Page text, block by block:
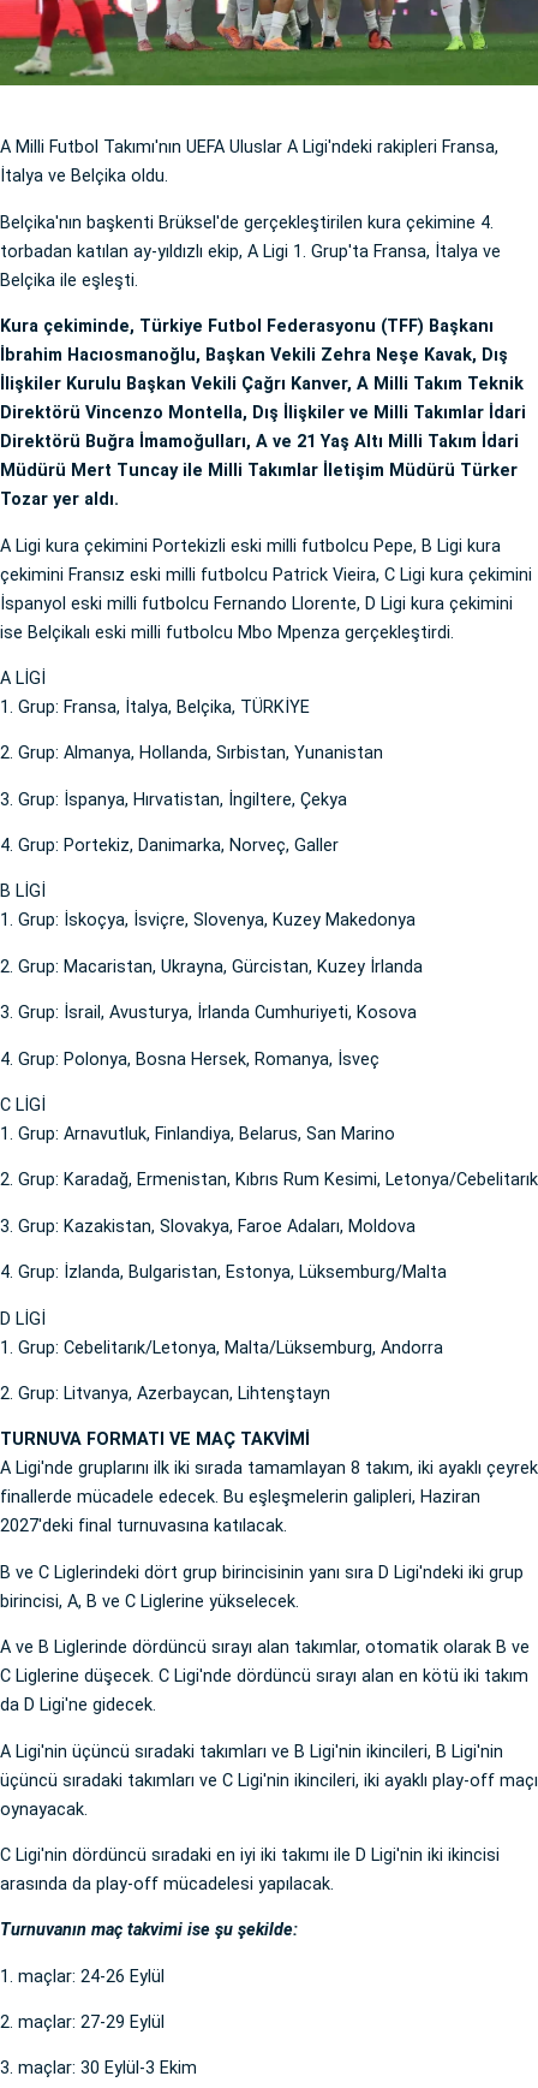
A Milli Futbol Takımı'nın UEFA Uluslar A Ligi'ndeki rakipleri Fransa,
İtalya ve Belçika oldu.
Belçika'nın başkenti Brüksel'de gerçekleştirilen kura çekimine 4.
torbadan katılan ay-yıldızlı ekip, A Ligi 1. Grup'ta Fransa, İtalya ve
Belçika ile eşleşti.
Kura çekiminde, Türkiye Futbol Federasyonu (TFF) Başkanı
İbrahim Hacıosmanoğlu, Başkan Vekili Zehra Neşe Kavak, Dış
İlişkiler Kurulu Başkan Vekili Çağrı Kanver, A Milli Takım Teknik
Direktörü Vincenzo Montella, Dış İlişkiler ve Milli Takımlar İdari
Direktörü Buğra İmamoğulları, A ve 21 Yaş Altı Milli Takım İdari
Müdürü Mert Tuncay ile Milli Takımlar İletişim Müdürü Türker
Tozar yer aldı.
A Ligi kura çekimini Portekizli eski milli futbolcu Pepe, B Ligi kura
çekimini Fransız eski milli futbolcu Patrick Vieira, C Ligi kura çekimini
İspanyol eski milli futbolcu Fernando Llorente, D Ligi kura çekimini
ise Belçikalı eski milli futbolcu Mbo Mpenza gerçekleştirdi.
A LİGİ
1. Grup: Fransa, İtalya, Belçika, TÜRKİYE
2. Grup: Almanya, Hollanda, Sırbistan, Yunanistan
3. Grup: İspanya, Hırvatistan, İngiltere, Çekya
4. Grup: Portekiz, Danimarka, Norveç, Galler
B LİGİ
1. Grup: İskoçya, İsviçre, Slovenya, Kuzey Makedonya
2. Grup: Macaristan, Ukrayna, Gürcistan, Kuzey İrlanda
3. Grup: İsrail, Avusturya, İrlanda Cumhuriyeti, Kosova
4. Grup: Polonya, Bosna Hersek, Romanya, İsveç
C LİGİ
1. Grup: Arnavutluk, Finlandiya, Belarus, San Marino
2. Grup: Karadağ, Ermenistan, Kıbrıs Rum Kesimi, Letonya/Cebelitarık
3. Grup: Kazakistan, Slovakya, Faroe Adaları, Moldova
4. Grup: İzlanda, Bulgaristan, Estonya, Lüksemburg/Malta
D LİGİ
1. Grup: Cebelitarık/Letonya, Malta/Lüksemburg, Andorra
2. Grup: Litvanya, Azerbaycan, Lihtenştayn
TURNUVA FORMATI VE MAÇ TAKVİMİ
A Ligi'nde gruplarını ilk iki sırada tamamlayan 8 takım, iki ayaklı çeyrek
finallerde mücadele edecek. Bu eşleşmelerin galipleri, Haziran
2027'deki final turnuvasına katılacak.
B ve C Liglerindeki dört grup birincisinin yanı sıra D Ligi'ndeki iki grup
birincisi, A, B ve C Liglerine yükselecek.
A ve B Liglerinde dördüncü sırayı alan takımlar, otomatik olarak B ve
C Liglerine düşecek. C Ligi'nde dördüncü sırayı alan en kötü iki takım
da D Ligi'ne gidecek.
A Ligi'nin üçüncü sıradaki takımları ve B Ligi'nin ikincileri, B Ligi'nin
üçüncü sıradaki takımları ve C Ligi'nin ikincileri, iki ayaklı play-off maçı
oynayacak.
C Ligi'nin dördüncü sıradaki en iyi iki takımı ile D Ligi'nin iki ikincisi
arasında da play-off mücadelesi yapılacak.
Turnuvanın maç takvimi ise şu şekilde:
1. maçlar: 24-26 Eylül
2. maçlar: 27-29 Eylül
3. maçlar: 30 Eylül-3 Ekim